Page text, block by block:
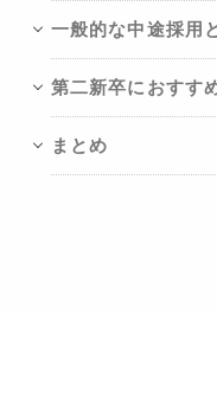
一般的な中途採用
第二新卒におすす
まとめ